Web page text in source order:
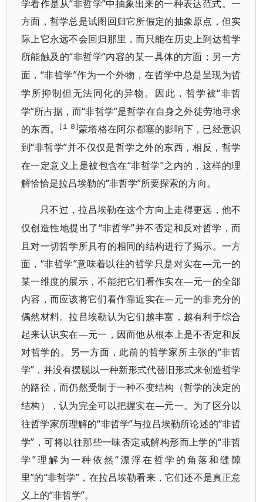
学看作是从“非哲学”中抽象出来的一种表达范式。一
方面，哲学总是试图回归它所假定的抽象原点，但实
际上它永远不会回归那里，而只能在历史上到达哲学
所能触及的“非哲学”内容的某一具体的方面；另一方
面， “非哲学”作为一个外物，在哲学中总是呈现为哲
学所抑制但无法同化的异物。
因此，哲学被“非哲
学”所占据，而“非哲学”是哲学在自身之外徒劳地寻求
的东西。
[１８]蒙塔格在阿尔都塞的影响下，已经意识
到“非哲学”并不仅仅是哲学之外的东西，相反，哲学
在一定意义上是被包含在“非哲学”之内的，这样的理
解恰恰是拉吕埃勒的“非哲学”所要探索的方向。
只不过，拉吕埃勒在这个方向上走得更远，他不
仅创造性地提出了“非哲学”并不否定和反对哲学，而
且对一切哲学所具有的相同的结构进行了揭示。一方
面，“非哲学”意味着以往的哲学只是对实在—元一的
某一维度的展示，不能把它们看作实在—元一的全部
内容，而应该将它们看作靠近实在—元一的非充分的
偶然材料。拉吕埃勒认为它们越丰富，越有利于综合
起来认识实在—元一，因而他从根本上是不否定和反
对哲学的。另一方面，此前的哲学家所主张的“非哲
学”，并没有摆脱以一种新形式代替旧形式来创造哲学
的路径，而仍然受制于一种不变结构（哲学的决定的
结构），认为完全可以把握实在—元一。
为了区分以
往哲学家所理解的“非哲学”与拉吕埃勒所论述的“非哲
学”，可将以往那些一味否定或解构形而上学的“非哲
学”理解为一种依然“漂浮在哲学的角落和缝隙
里”的“非哲学”，在拉吕埃勒看来，它们还不是真正意
义上的“非哲学”。